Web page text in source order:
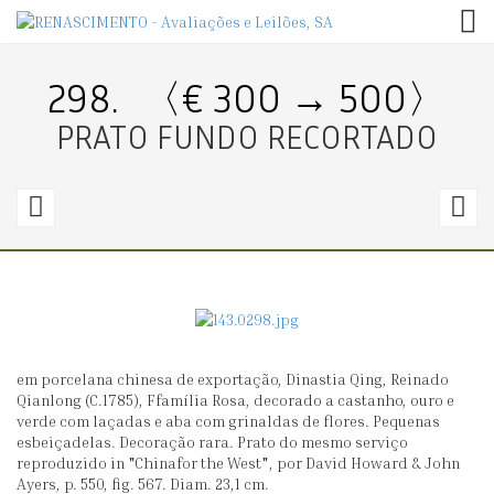
298. 〈€ 300 → 500〉
PRATO FUNDO RECORTADO
〈€
PRATO
RECORTADO
em porcelana chinesa de exportação, Dinastia Qing, Reinado
Qianlong (C.1785), Ffamília Rosa, decorado a castanho, ouro e
verde com laçadas e aba com grinaldas de flores. Pequenas
esbeiçadelas. Decoração rara. Prato do mesmo serviço
reproduzido in "Chinafor the West", por David Howard & John
Ayers, p. 550, fig. 567. Diam. 23,1 cm.